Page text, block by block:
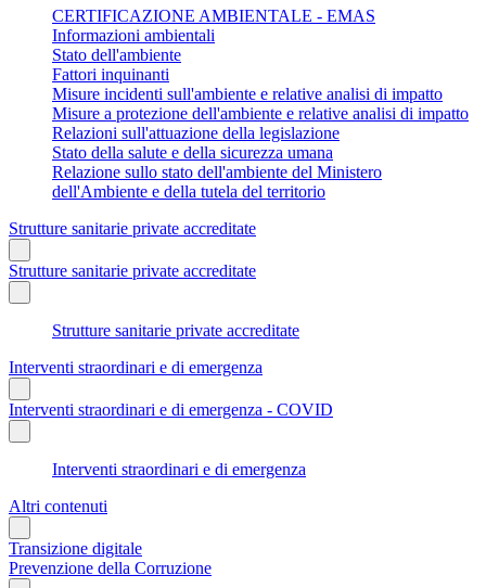
CERTIFICAZIONE AMBIENTALE - EMAS
Informazioni ambientali
Stato dell'ambiente
Fattori inquinanti
Misure incidenti sull'ambiente e relative analisi di impatto
Misure a protezione dell'ambiente e relative analisi di impatto
Relazioni sull'attuazione della legislazione
Stato della salute e della sicurezza umana
Relazione sullo stato dell'ambiente del Ministero
dell'Ambiente e della tutela del territorio
Strutture sanitarie private accreditate
Strutture sanitarie private accreditate
Strutture sanitarie private accreditate
Interventi straordinari e di emergenza
Interventi straordinari e di emergenza - COVID
Interventi straordinari e di emergenza
Altri contenuti
Transizione digitale
Prevenzione della Corruzione